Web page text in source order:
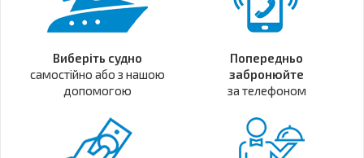
Виберіть судно
самостійно або з нашою
допомогою
Попередньо
забронюйте
за телефоном